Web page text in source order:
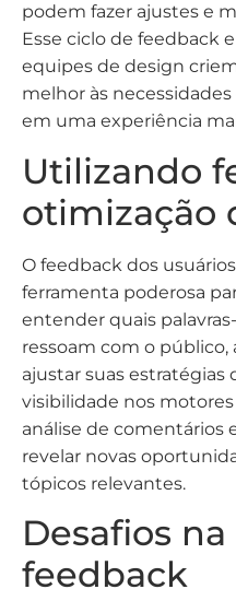
podem fazer ajustes e
Esse ciclo de feedback
equipes de design
melhor às
em uma experiência
Utilizando
otimização
O feedback dos
ferramenta poderosa
entender quais
ressoam com o público,
ajustar suas estratégias
visibilidade nos
análise de comentários
revelar novas
tópicos relevantes.
Desafios
feedback